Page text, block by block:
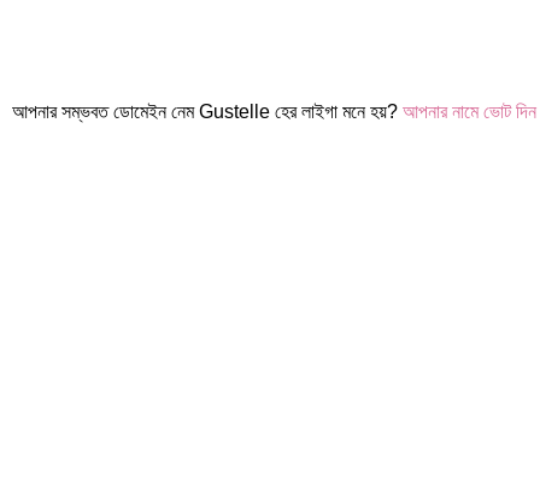
আপনার সম্ভবত ডোমেইন নেম Gustelle হের লাইগা মনে হয়? আপনার নামে ভোট দিন